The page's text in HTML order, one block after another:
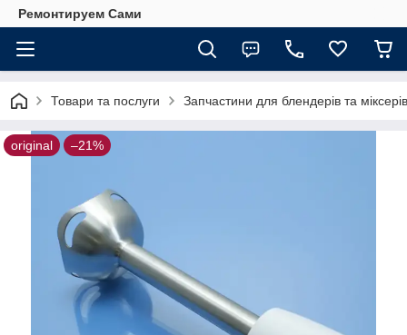
Ремонтируем Сами
Товари та послуги Запчастини для блендерів та міксерів
original –21%